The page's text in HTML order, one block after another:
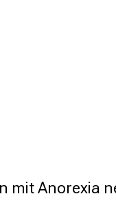
mit Anorexia